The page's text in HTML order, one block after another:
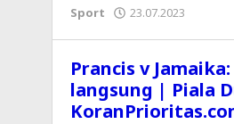
Sport
23.07.2023
Prancis v
langsung | Piala